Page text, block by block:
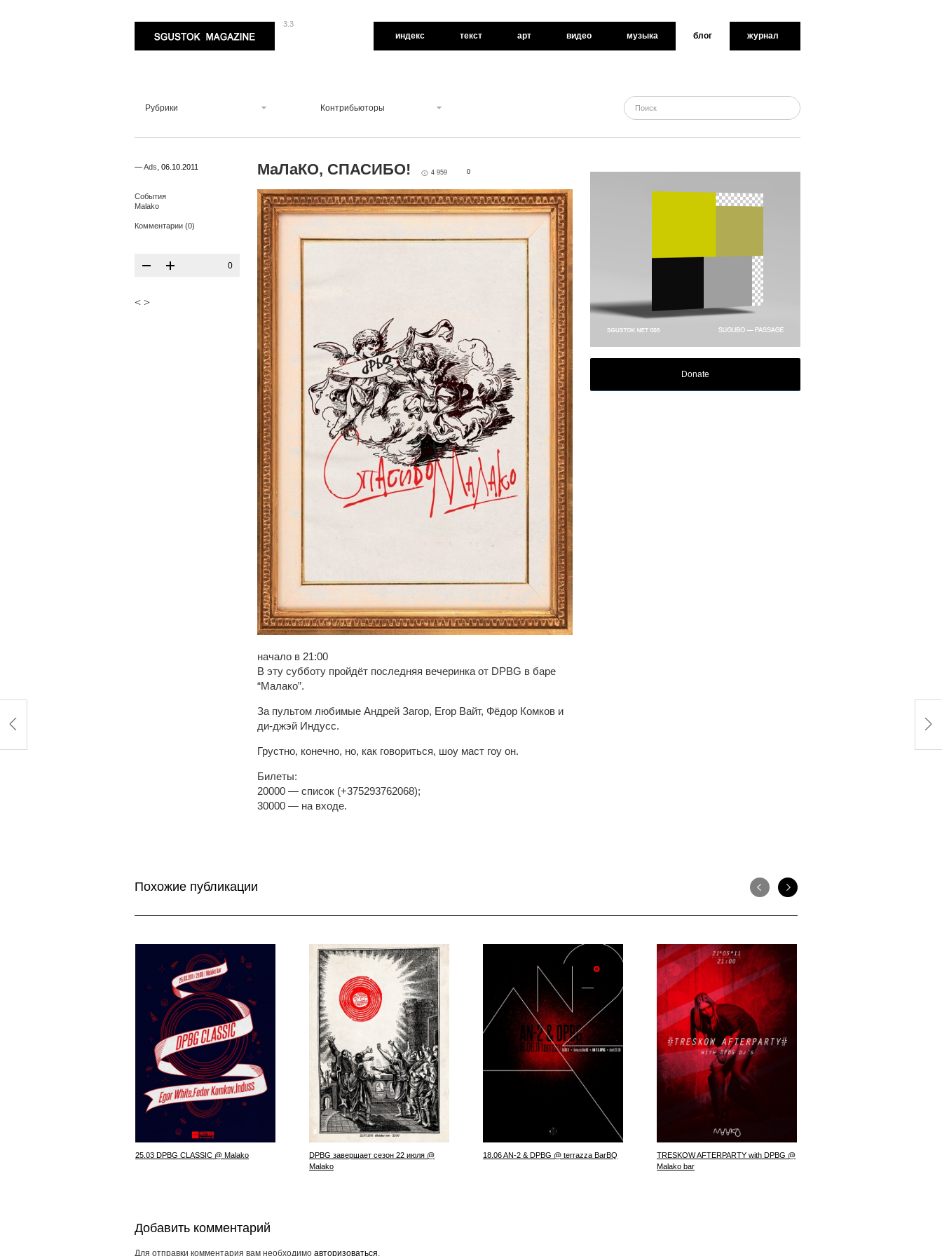
3.3
индекс текст арт видео музыка блог журнал
Рубрики Контрибьюторы
—Ads 06.10.2011
События
Malako
Комментарии (0)
0
< >
МаЛаКО, СПАСИБО! 4 959 0
начало в 21:00
В эту субботу пройдёт последняя вечеринка от DPBG в баре
“Малако”.
За пультом любимые Андрей Загор, Егор Вайт, Фёдор Комков и
ди-джэй Индусс.
Грустно, конечно, но, как говориться, шоу маст гоу он.
Билеты:
20000 — список (+375293762068);
30000 — на входе.
Donate
Похожие публикации
25.03 DPBG CLASSIC @ Malako
DPBG завершает сезон 22 июля @
Malako
18.06 AN-2 & DPBG @ terrazza BarBQ
TRESKOW AFTERPARTY with DPBG @
Malako bar
Добавить комментарий
Для отправки комментария вам необходимо авторизоваться